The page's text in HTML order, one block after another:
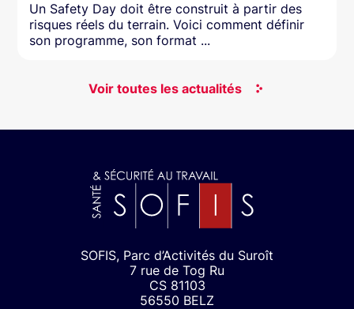
Un Safety Day doit être construit à partir des
risques réels du terrain. Voici comment définir
son programme, son format ...
Voir toutes les actualités
SOFIS, Parc d’Activités du Suroît
7 rue de Tog Ru
CS 81103
56550 BELZ